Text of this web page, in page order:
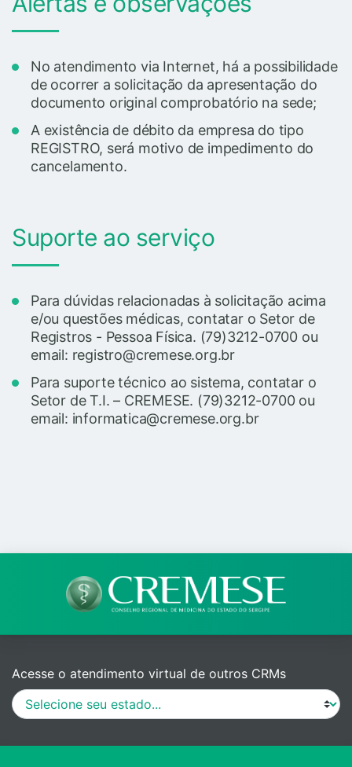
No atendimento via Internet, há a possibilidade
de ocorrer a solicitação da apresentação do
documento original comprobatório na sede;
A existência de débito da empresa do tipo
REGISTRO, será motivo de impedimento do
cancelamento.
Suporte ao serviço
Para dúvidas relacionadas à solicitação acima
e/ou questões médicas, contatar o Setor de
Registros - Pessoa Física. (79)3212-0700 ou
email: registro@cremese.org.br
Para suporte técnico ao sistema, contatar o
Setor de T.I. – CREMESE. (79)3212-0700 ou
email: informatica@cremese.org.br
Acesse o atendimento virtual de outros CRMs